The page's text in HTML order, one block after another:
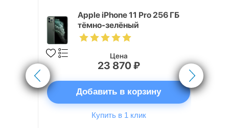
Apple iPhone 11 Pro 256 ГБ
тёмно-зелёный
Цена
23 870 ₽
Добавить в корзину
Купить в 1 клик